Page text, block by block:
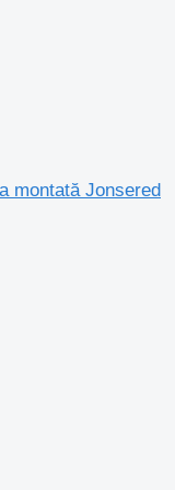
montată Jonsered